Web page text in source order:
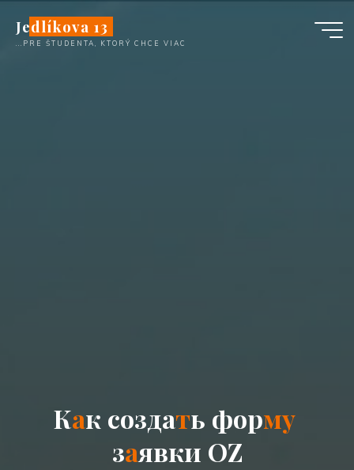
содержимому
Jedlíkova 13
...PRE ŠTUDENTA, KTORÝ CHCE VIAC
Как создать форму
заявки OZ